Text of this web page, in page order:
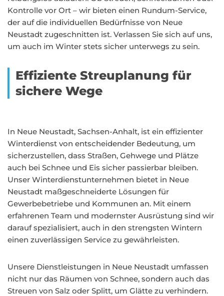
Kontrolle vor Ort – wir bieten einen Rundum-Service,
der auf die individuellen Bedürfnisse von Neue
Neustadt zugeschnitten ist. Verlassen Sie sich auf uns,
um auch im Winter stets sicher unterwegs zu sein.
Effiziente Streuplanung für
sichere Wege
In Neue Neustadt, Sachsen-Anhalt, ist ein effizienter
Winterdienst von entscheidender Bedeutung, um
sicherzustellen, dass Straßen, Gehwege und Plätze
auch bei Schnee und Eis sicher passierbar bleiben.
Unser Winterdienstunternehmen bietet in Neue
Neustadt maßgeschneiderte Lösungen für
Gewerbebetriebe und Kommunen an. Mit einem
erfahrenen Team und modernster Ausrüstung sind wir
darauf spezialisiert, auch in den strengsten Wintern
einen zuverlässigen Service zu gewährleisten.
Unsere Dienstleistungen in Neue Neustadt umfassen
nicht nur das Räumen von Schnee, sondern auch das
Streuen von Salz oder Splitt, um Glätte zu verhindern.